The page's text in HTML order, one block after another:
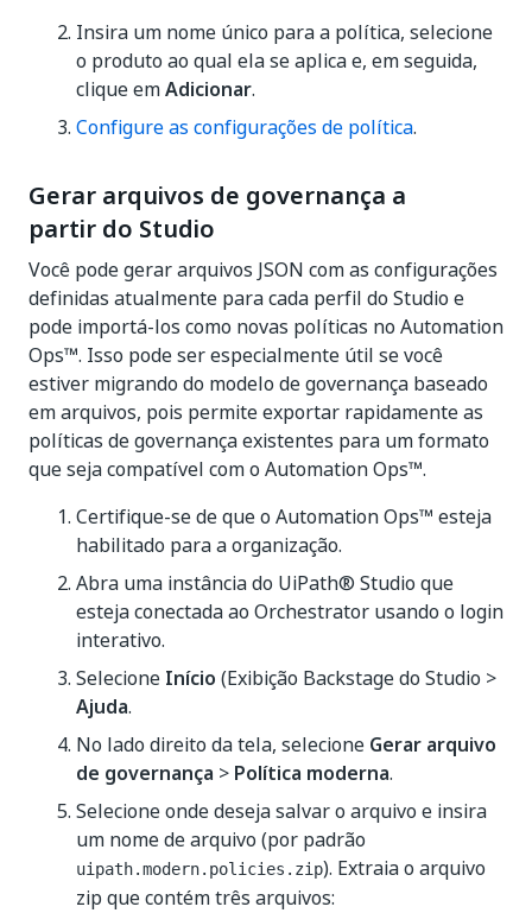
Insira um nome único para a política, selecione
o produto ao qual ela se aplica e, em seguida,
clique emAdicionar.
Configure as configurações de política.
Gerar arquivos de governança a
partir do Studio
Você pode gerar arquivos JSON com as configurações
definidas atualmente para cada perfil do Studio e
pode importá-los como novas políticas no Automation
Ops™. Isso pode ser especialmente útil se você
estiver migrando do modelo de governança baseado
em arquivos, pois permite exportar rapidamente as
políticas de governança existentes para um formato
que seja compatível com o Automation Ops™.
Certifique-se de que o Automation Ops™ esteja
habilitado para a organização.
Abra uma instância do UiPath® Studio que
esteja conectada ao Orchestrator usando o login
interativo.
Selecione Início (Exibição Backstage do Studio >
Ajuda.
No lado direito da tela, selecione Gerar arquivo
de governança > Política moderna.
Selecione onde deseja salvar o arquivo e insira
um nome de arquivo (por padrão
uipath.modern.policies.zip). Extraia o arquivo
zip que contém três arquivos: